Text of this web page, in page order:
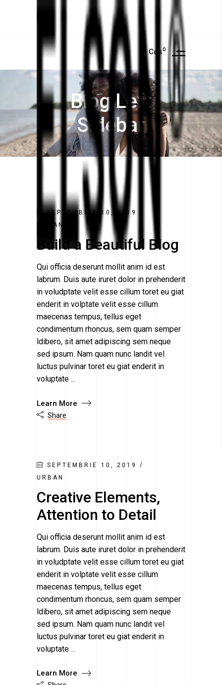
Cos0
Blog Left
Sidebar
SEPTEMBRIE 10, 2019
URBAN
Build a Beautiful Blog
Qui officia deserunt mollit anim id est
labrum. Duis aute iruret dolor in prehenderit
in voludptate velit esse cillum toret eu giat
enderit in volptate velit esse cillum
maecenas tempus, tellus eget
condimentum rhoncus, sem quam semper
ldibero, sit amet adipiscing sem neque
sed ipsum. Nam quam nunc landit vel
luctus pulvinar toret eu giat enderit in
voluptate
Learn More
 Share
SEPTEMBRIE 10, 2019
URBAN
Creative Elements,
Attention to Detail
Qui officia deserunt mollit anim id est
labrum. Duis aute iruret dolor in prehenderit
in voludptate velit esse cillum toret eu giat
enderit in volptate velit esse cillum
maecenas tempus, tellus eget
condimentum rhoncus, sem quam semper
ldibero, sit amet adipiscing sem neque
sed ipsum. Nam quam nunc landit vel
luctus pulvinar toret eu giat enderit in
voluptate
Learn More